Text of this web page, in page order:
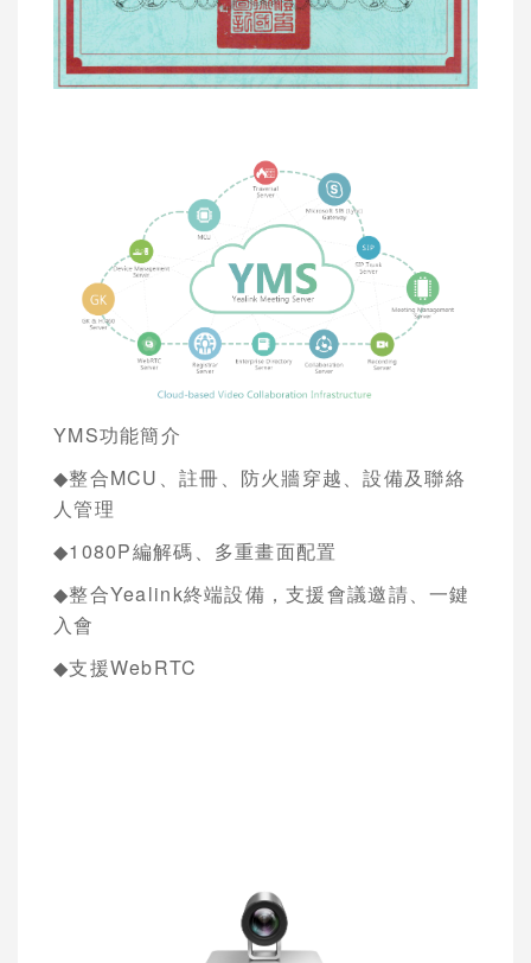
YMS功能簡介
◆整合MCU 、註冊、防火牆穿越、設備及聯絡
人管理
◆1080P編解碼、多重畫面配置
◆整合Yealink終端設備，支援會議邀請、一鍵
入會
◆支援WebRTC